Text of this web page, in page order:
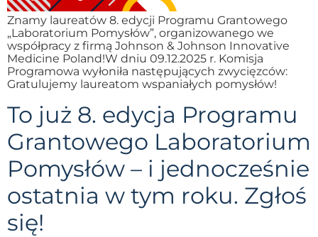
Znamy laureatów 8. edycji Programu Grantowego
„Laboratorium Pomysłów”, organizowanego we
współpracy z firmą Johnson & Johnson Innovative
Medicine Poland!W dniu 09.12.2025 r. Komisja
Programowa wyłoniła następujących zwycięzców:
Gratulujemy laureatom wspaniałych pomysłów!
To już 8. edycja Programu
Grantowego Laboratorium
Pomysłów – i jednocześnie
ostatnia w tym roku. Zgłoś
się!